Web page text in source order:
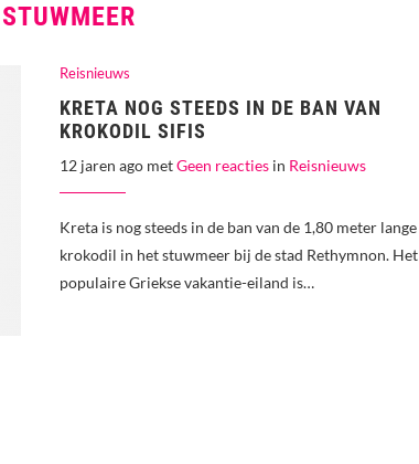
STUWMEER
Reisnieuws
KRETA NOG STEEDS IN DE BAN VAN
KROKODIL SIFIS
12 jaren ago metGeen reacties in Reisnieuws
Kreta is nog steeds in de ban van de 1,80 meter lange
krokodil in het stuwmeer bij de stad Rethymnon. Het
populaire Griekse vakantie-eiland is…